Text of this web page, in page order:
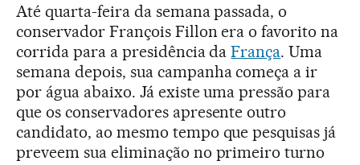
Até quarta-feira da semana passada, o
conservador François Fillon era o favorito na
corrida para a presidência daFrança. Uma
semana depois, sua campanha começa a ir
por água abaixo. Já existe uma pressão para
que os conservadores apresente outro
candidato, ao mesmo tempo que pesquisas já
preveem sua eliminação no primeiro turno